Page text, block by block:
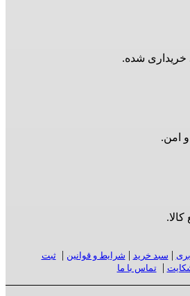
خریداری شده.
و امن.
| سبد خرید | شرایط و قوانین |ثبت
|تماس با ما